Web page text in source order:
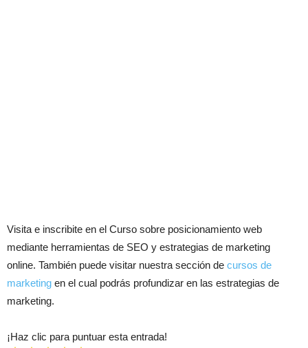
Visita e inscribite en el Curso sobre posicionamiento web
mediante herramientas de SEO y estrategias de marketing
online. También puede visitar nuestra sección de cursos de
marketing en el cual podrás profundizar en las estrategias de
marketing.
¡Haz clic para puntuar esta entrada!